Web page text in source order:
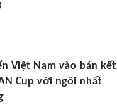
Việt Nam vào bán kết
Cup với ngôi nhất